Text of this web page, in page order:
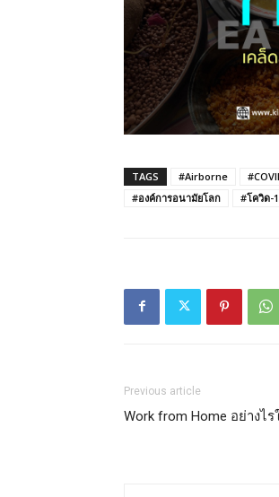
TAGS #Airborne
#องค์การอนามัยโลก
#โควิด-
Previous article
Work from Home อย่างไร